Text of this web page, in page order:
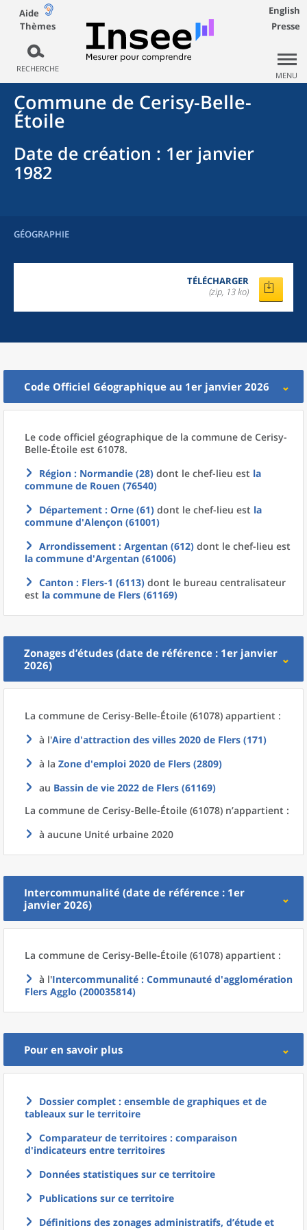
Aide
Thèmes
RECHERCHE
English
Presse
MENU
Commune de Cerisy-Belle-
Étoile
Date de création : 1er janvier
1982
GÉOGRAPHIE
TÉLÉCHARGER
(zip, 13 ko)
Code Officiel Géographique au 1er janvier 2026
Le code officiel géographique de la commune de Cerisy-
Belle-Étoile est 61078.
Région : Normandie (28) dont le chef-lieu est la
commune de Rouen (76540)
Département : Orne (61) dont le chef-lieu est la
commune d'Alençon (61001)
Arrondissement : Argentan (612) dont le chef-lieu est
la commune d'Argentan (61006)
Canton : Flers-1 (6113) dont le bureau centralisateur
est la commune de Flers (61169)
Zonages d’études (date de référence : 1er janvier
2026)
La commune de Cerisy-Belle-Étoile (61078) appartient :
à l'Aire d'attraction des villes 2020 de Flers (171)
à la Zone d'emploi 2020 de Flers (2809)
au Bassin de vie 2022 de Flers (61169)
La commune de Cerisy-Belle-Étoile (61078) n’appartient :
à aucune Unité urbaine 2020
Intercommunalité (date de référence : 1er
janvier 2026)
La commune de Cerisy-Belle-Étoile (61078) appartient :
à l'Intercommunalité : Communauté d'agglomération
Flers Agglo (200035814)
Pour en savoir plus
Dossier complet : ensemble de graphiques et de
tableaux sur le territoire
Comparateur de territoires : comparaison
d'indicateurs entre territoires
Données statistiques sur ce territoire
Publications sur ce territoire
Définitions des zonages administratifs, d’étude et